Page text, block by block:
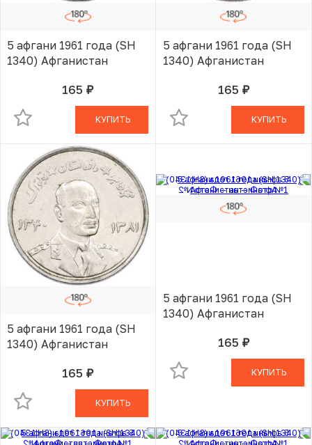
5 афгани 1961 года (SH
1340) Афганистан
165 руб.В КОРЗИНЕ
КУПИТЬ
5 афгани 1961 года (SH
1340) Афганистан
165 руб.В КОРЗИНЕ
КУПИТЬ
5 афгани 1961 года (SH
1340) Афганистан
165 руб.В КОРЗИНЕ
КУПИТЬ
5 афгани 1961 года (SH
1340) Афганистан
165 руб.В КОРЗИНЕ
КУПИТЬ